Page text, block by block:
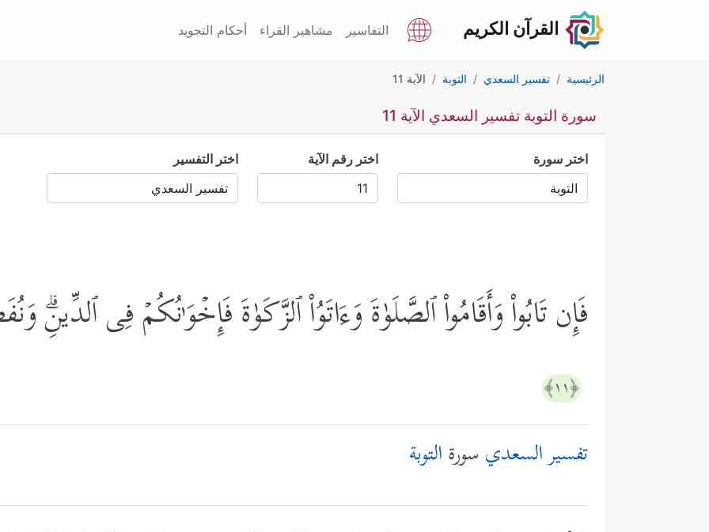
القرآن الكريم التفاسير مشاهير القراء أحكام التجويد
الرئيسية تفسير السعدي التوبة الآية 11
سورة التوبة تفسير السعدي الآية 11
اختر سورة اختر رقم الآية اختر التفسير
فَإِن تَابُواْ وَأَقَامُواْ ٱلصَّلَوٰةَ وَءَاتَوُاْ ٱلزَّكَوٰةَ فَإِخۡوَ ٰ⁠نُكُمۡ فِی ٱلدِّینِۗ
﴿١١﴾
تفسير السعدي سورةالتوبة